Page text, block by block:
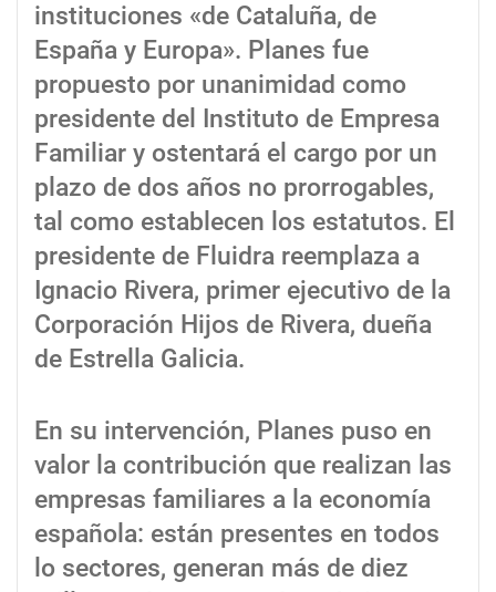
instituciones «de Cataluña, de
España y Europa». Planes fue
propuesto por unanimidad como
presidente del Instituto de Empresa
Familiar y ostentará el cargo por un
plazo de dos años no prorrogables,
tal como establecen los estatutos. El
presidente de Fluidra reemplaza a
Ignacio Rivera, primer ejecutivo de la
Corporación Hijos de Rivera, dueña
de Estrella Galicia.
En su intervención, Planes puso en
valor la contribución que realizan las
empresas familiares a la economía
española: están presentes en todos
lo sectores, generan más de diez